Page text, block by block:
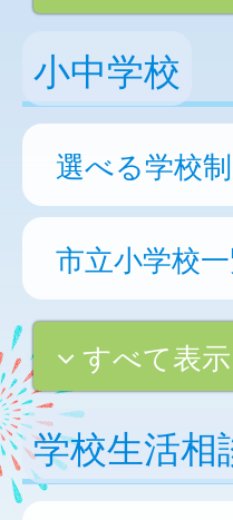
小中学校
選べる学校
市立小学校
すべて表
学校生活相